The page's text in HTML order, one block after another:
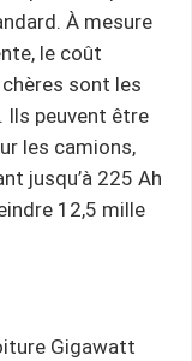
À mesure
le coût
sont les
Ils peuvent être
les camions,
jusqu’à 225 Ah
12,5 mille
Gigawatt